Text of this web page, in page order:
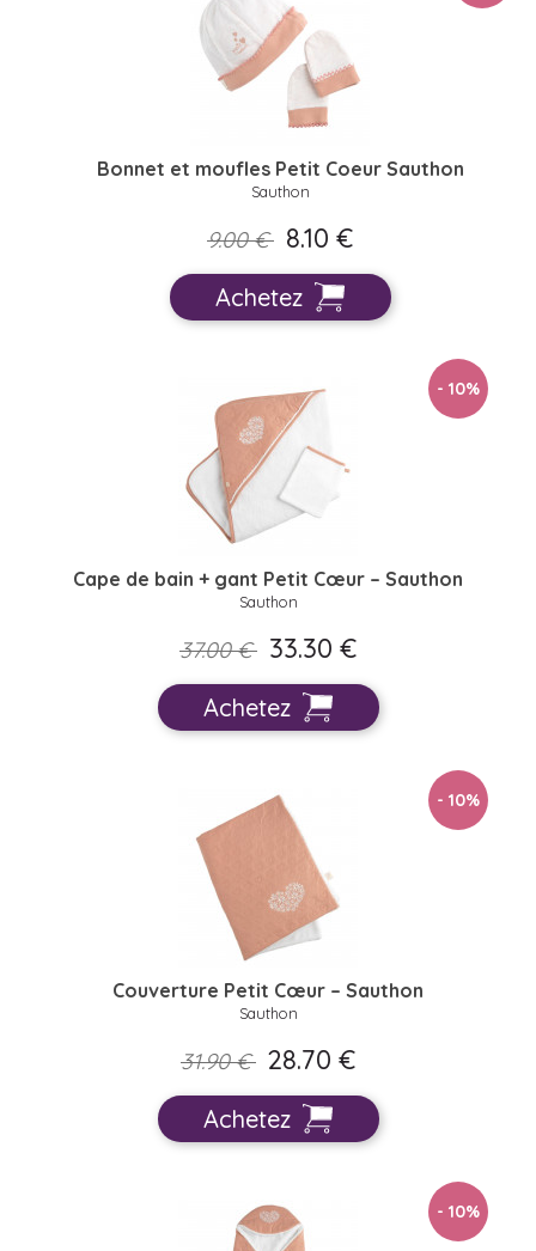
Bonnet et moufles Petit Coeur Sauthon
Sauthon
9.00 € 8.10 €
Achetez
- 10%
Cape de bain + gant Petit Cœur – Sauthon
Sauthon
37.00 € 33.30 €
Achetez
- 10%
Couverture Petit Cœur – Sauthon
Sauthon
31.90 € 28.70 €
Achetez
- 10%